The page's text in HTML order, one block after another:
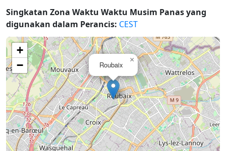
Singkatan Zona Waktu Waktu Musim Panas yang
digunakan dalam Perancis: CEST
Roubaix
×
+
−